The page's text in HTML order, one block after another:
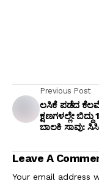
Previous Post
ಲಸಿಕೆ ಪಡೆದ
ಕ್ಷಣಗಳಲ್ಲೇ
ಬಾಲಕಿ ಸಾವು:
Leave A
Your email address